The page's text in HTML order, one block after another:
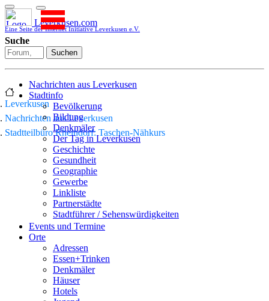
Leverkusen.com
Eine Seite der Internet Initiative Leverkusen e.V.
Suche
Suchen
Nachrichten aus Leverkusen
Stadtinfo
Bevölkerung
Bildung
Denkmäler
Der Tag in Leverkusen
Geschichte
Gesundheit
Geographie
Gewerbe
Linkliste
Partnerstädte
Stadtführer / Sehenswürdigkeiten
Stadtplan
Sport
Who is who
Wohnen
Events und Termine
Orte
Adressen
Essen+Trinken
Denkmäler
Häuser
Hotels
Leverkusen
Nachrichten aus Leverkusen
Stadtteilbüro Rheindorf: Taschen-Nähkurs